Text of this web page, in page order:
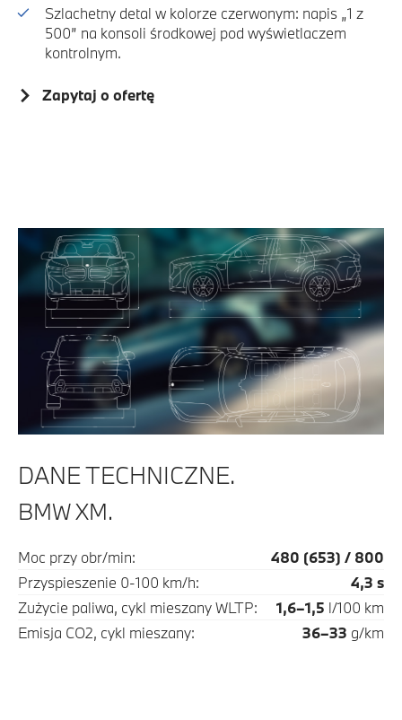
Szlachetny detal w kolorze czerwonym: napis „1 z
500” na konsoli środkowej pod wyświetlaczem
kontrolnym.
Zapytaj o ofertę
DANE TECHNICZNE.
BMW XM.
Moc przy obr/min:
480 (653) / 800
Przyspieszenie 0-100 km/h:
4,3 s
Zużycie paliwa, cykl mieszany WLTP:
1,6–1,5 l/100 km
Emisja CO2, cykl mieszany:
36–33 g/km